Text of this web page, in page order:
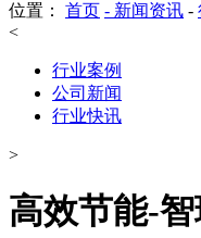
位置：
首页 - 新闻资讯 -
<
行业案例
公司新闻
行业快讯
>
高效节能-